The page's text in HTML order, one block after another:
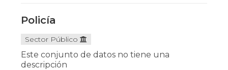
Policía
Sector Público
Este conjunto de datos no tiene una
descripción